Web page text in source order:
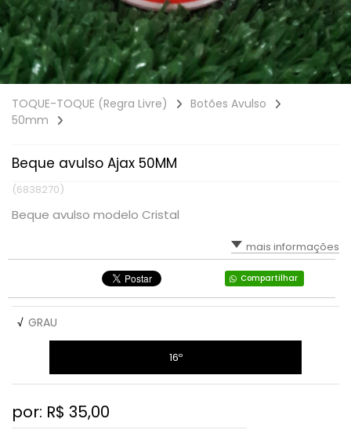
TOQUE-TOQUE (Regra Livre)
Botões Avulso
50mm
Beque avulso Ajax 50MM
(6838270)
Beque avulso modelo Cristal
mais informações
Compartilhar
√ GRAU
16º
por: R$ 35,00